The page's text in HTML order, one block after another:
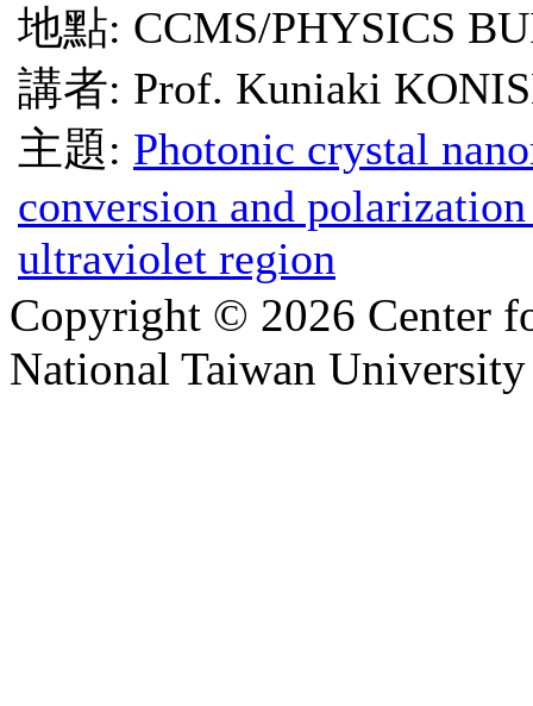
地點: CCMS/PHYSICS
講者: Prof. Kuniaki
主題: Photonic crystal
conversion and
ultraviolet region
Copyright © 2026 Center
National Taiwan University